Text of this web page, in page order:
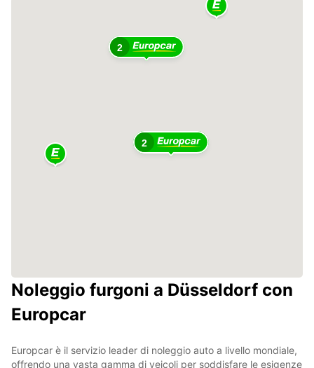
2
2
Noleggio furgoni a Düsseldorf con
Europcar
Europcar è il servizio leader di noleggio auto a livello mondiale,
offrendo una vasta gamma di veicoli per soddisfare le esigenze